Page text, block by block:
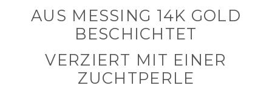
AUS MESSING 14K GOLD
BESCHICHTET
VERZIERT MIT EINER
ZUCHTPERLE